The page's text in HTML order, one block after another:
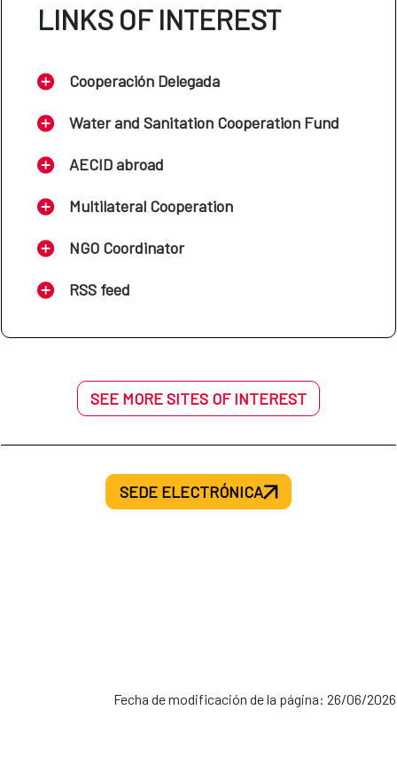
LINKS OF INTEREST
Cooperación Delegada
Water and Sanitation Cooperation Fund
AECID abroad
Multilateral Cooperation
NGO Coordinator
RSS feed
SEE MORE SITES OF INTEREST
SEDE ELECTRÓNICA
Fecha de modificación de la página: 26/06/2026